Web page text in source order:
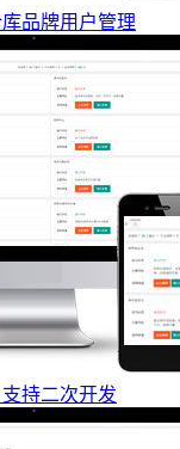
品牌用户管理
持二次开发